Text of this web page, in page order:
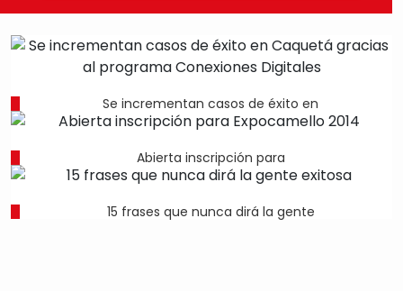
Se incrementan casos de éxito en
Abierta inscripción para
15 frases que nunca dirá la gente